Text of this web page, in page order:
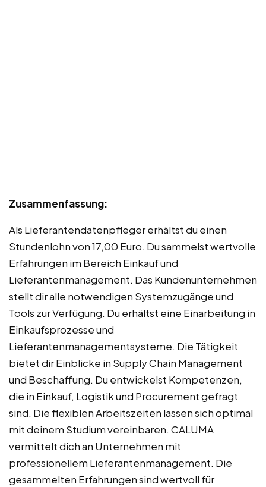
Zusammenfassung:
Als Lieferantendatenpfleger erhältst du einen
Stundenlohn von 17,00 Euro. Du sammelst wertvolle
Erfahrungen im Bereich Einkauf und
Lieferantenmanagement. Das Kundenunternehmen
stellt dir alle notwendigen Systemzugänge und
Tools zur Verfügung. Du erhältst eine Einarbeitung in
Einkaufsprozesse und
Lieferantenmanagementsysteme. Die Tätigkeit
bietet dir Einblicke in Supply Chain Management
und Beschaffung. Du entwickelst Kompetenzen,
die in Einkauf, Logistik und Procurement gefragt
sind. Die flexiblen Arbeitszeiten lassen sich optimal
mit deinem Studium vereinbaren. CALUMA
vermittelt dich an Unternehmen mit
professionellem Lieferantenmanagement. Die
gesammelten Erfahrungen sind wertvoll für